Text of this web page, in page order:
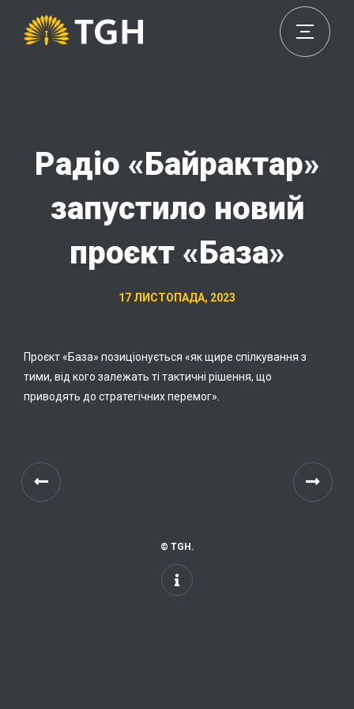
Радіо «Байрактар»
запустило новий
проєкт «База»
17 ЛИСТОПАДА, 2023
Проєкт «База» позиціонується «як щире спілкування з
тими, від кого залежать ті тактичні рішення, що
приводять до стратегічних перемог».
© TGH.